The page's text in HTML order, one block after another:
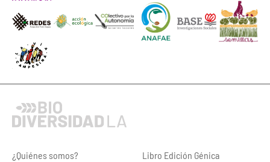
¿Quiénes somos? Libro Edición Génica